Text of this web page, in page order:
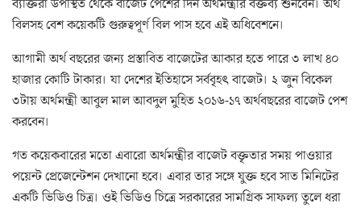
ব্যক্তিরা উপস্থিত থেকে বাজেট পেশের দিন অর্থমন্ত্রীর বক্তব্য শুনবেন। অর্থ
বিলসহ বেশ কয়েকটি গুরুত্বপূর্ণ বিল পাস হবে এই অধিবেশনে।
আগামী অর্থ বছরের জন্য প্রস্তাবিত বাজেটের আকার হতে পারে ৩ লাখ ৪০
হাজার কোটি টাকার। যা দেশের ইতিহাসে সর্ববৃহৎ বাজেট। ২ জুন বিকেল
৩টায় অর্থমন্ত্রী আবুল মাল আবদুল মুহিত ২০১৬-১৭ অর্থবছরের বাজেট পেশ
করবেন।
গত কয়েকবারের মতো এবারো অর্থমন্ত্রীর বাজেট বক্তৃতার সময় পাওয়ার
পয়েন্ট প্রেজেন্টেশন দেখানো হবে। এবার তার সঙ্গে যুক্ত হবে সাত মিনিটের
একটি ভিডিও চিত্র। ওই ভিডিও চিত্রে সরকারের সামগ্রিক সাফল্য তুলে ধরা